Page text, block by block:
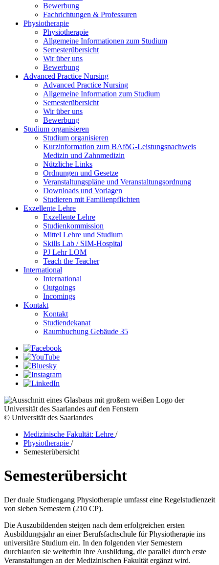
Bewerbung
Fachrichtungen & Professuren
Physiotherapie
Physiotherapie
Allgemeine Informationen zum Studium
Semesterübersicht
Wir über uns
Bewerbung
Advanced Practice Nursing
Advanced Practice Nursing
Allgemeine Information zum Studium
Semesterübersicht
Wir über uns
Bewerbung
Studium organisieren
Studium organisieren
Kurzinformation zum BAföG-Leistungsnachweis
Medizin und Zahnmedizin
Nützliche Links
Ordnungen und Gesetze
Veranstaltungspläne und Veranstaltungsordnung
Downloads und Vorlagen
Studieren mit Familienpflichten
Exzellente Lehre
Exzellente Lehre
Studienkommission
Mittel Lehre und Studium
Skills Lab / SIM-Hospital
PJ Lehr LOM
Teach the Teacher
International
International
Outgoings
Incomings
Kontakt
Kontakt
Studiendekanat
Raumbuchung Gebäude 35
© Universität des Saarlandes
Medizinische Fakultät: Lehre /
Physiotherapie /
Semesterübersicht
Semesterübersicht
Der duale Studiengang Physiotherapie umfasst eine Regelstudienzeit
von sieben Semestern (210 CP).
Die Auszubildenden steigen nach dem erfolgreichen ersten
Ausbildungsjahr an einer Berufsfachschule für Physiotherapie ins
universitäre Studium ein. In den folgenden vier Semestern
durchlaufen sie weiterhin ihre Ausbildung, die parallel durch erste
Veranstaltungen an der Medizinischen Fakultät ergänzt wird.